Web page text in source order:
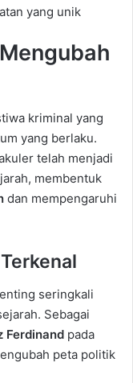
yang unik
kriminal yang
yang berlaku.
telah menjadi
membentuk
dan mempengaruhi
seringkali
Sebagai
Ferdinand pada
peta politik